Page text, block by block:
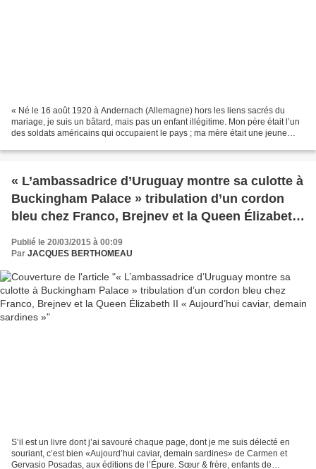
« Né le 16 août 1920 à Andernach (Allemagne) hors les liens sacrés du
mariage, je suis un bâtard, mais pas un enfant illégitime. Mon père était l’un
des soldats américains qui occupaient le pays ; ma mère était une jeune
« L’ambassadrice d’Uruguay montre sa culotte à
Buckingham Palace » tribulation d’un cordon
bleu chez Franco, Brejnev et la Queen Élizabeth
II « Aujourd’hui caviar, demain sardines »
Publié le 20/03/2015 à 00:09
Par JACQUES BERTHOMEAU
S’il est un livre dont j’ai savouré chaque page, dont je me suis délecté en
souriant, c’est bien «Aujourd’hui caviar, demain sardines» de Carmen et
Gervasio Posadas, aux éditions de l’Épure. Sœur & frère, enfants de